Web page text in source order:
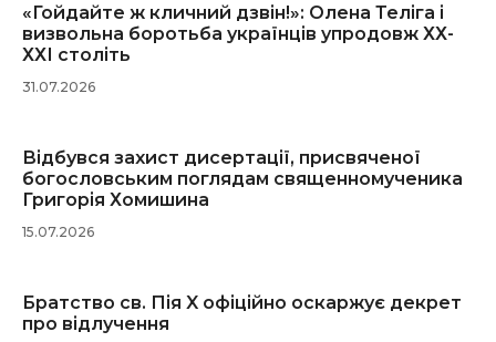
«Гойдайте ж кличний дзвін!»: Олена Теліга і
визвольна боротьба українців упродовж ХХ-
ХХІ століть
31.07.2026
Відбувся захист дисертації, присвяченої
богословським поглядам священномученика
Григорія Хомишина
15.07.2026
Братство св. Пія X офіційно оскаржує декрет
про відлучення